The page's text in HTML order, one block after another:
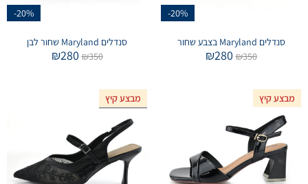
-20%
סנדלים Maryland בצבע שחור
₪350
₪280
-20%
סנדלים Maryland שחור לבן
₪350
₪280
מבצע קיץ מבצע קיץ
אזל המלאי